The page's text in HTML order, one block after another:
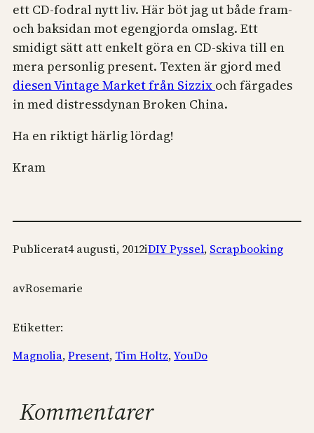
ett CD-fodral nytt liv. Här böt jag ut både fram-
och baksidan mot egengjorda omslag. Ett
smidigt sätt att enkelt göra en CD-skiva till en
mera personlig present. Texten är gjord med
diesen Vintage Market från Sizzix och färgades
in med distressdynan Broken China.
Ha en riktigt härlig lördag!
Kram
Publicerat4 augusti, 2012iDIY Pyssel, Scrapbooking
avRosemarie
Etiketter:
Magnolia, Present, Tim Holtz, YouDo
Kommentarer